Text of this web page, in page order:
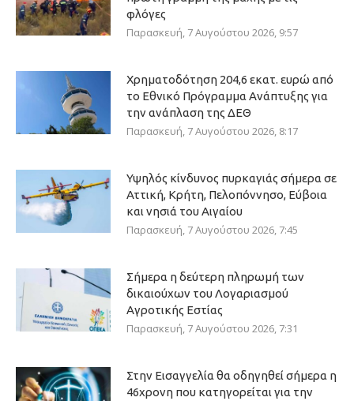
φλόγες
Παρασκευή, 7 Αυγούστου 2026, 9:57
Χρηματοδότηση 204,6 εκατ. ευρώ από
το Εθνικό Πρόγραμμα Ανάπτυξης για
την ανάπλαση της ΔΕΘ
Παρασκευή, 7 Αυγούστου 2026, 8:17
Υψηλός κίνδυνος πυρκαγιάς σήμερα σε
Αττική, Κρήτη, Πελοπόννησο, Εύβοια
και νησιά του Αιγαίου
Παρασκευή, 7 Αυγούστου 2026, 7:45
Σήμερα η δεύτερη πληρωμή των
δικαιούχων του Λογαριασμού
Αγροτικής Εστίας
Παρασκευή, 7 Αυγούστου 2026, 7:31
Στην Εισαγγελία θα οδηγηθεί σήμερα η
46χρονη που κατηγορείται για την